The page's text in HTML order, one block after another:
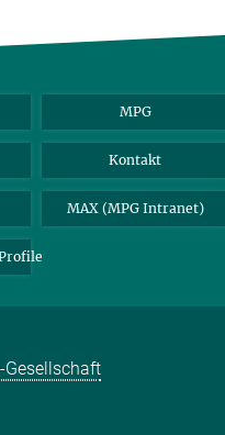
MPG
Kontakt
MAX (MPG Intranet)